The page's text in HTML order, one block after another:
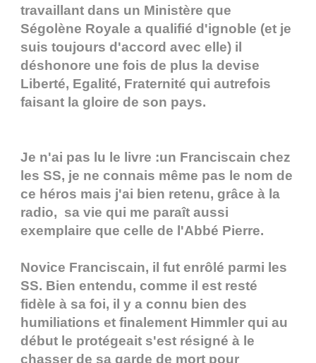
travaillant dans un Ministère que
Ségolène Royale a qualifié d'ignoble (et je
suis toujours d'accord avec elle) il
déshonore une fois de plus la devise
Liberté, Egalité, Fraternité qui autrefois
faisant la gloire de son pays.
Je n'ai pas lu le livre :un Franciscain chez
les SS, je ne connais même pas le nom de
ce héros mais j'ai bien retenu, grâce à la
radio, sa vie qui me paraît aussi
exemplaire que celle de l'Abbé Pierre.
Novice Franciscain, il fut enrôlé parmi les
SS. Bien entendu, comme il est resté
fidèle à sa foi, il y a connu bien des
humiliations et finalement Himmler qui au
début le protégeait s'est résigné à le
chasser de sa garde de mort pour